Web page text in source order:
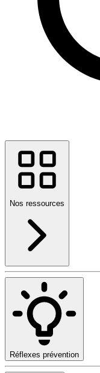
Nos ressources
Réflexes prévention